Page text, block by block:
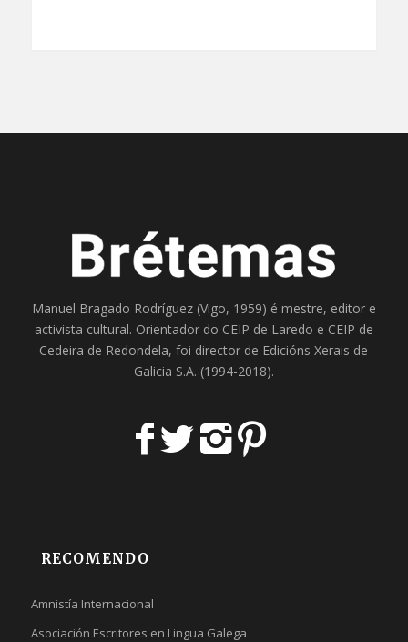
Manuel Bragado Rodríguez (Vigo, 1959) é mestre, editor e
activista cultural. Orientador do CEIP de Laredo e CEIP de
Cedeira de Redondela, foi director de Edicións Xerais de
Galicia S.A. (1994-2018).
RECOMENDO
Amnistía Internacional
Asociación Escritores en Lingua Galega